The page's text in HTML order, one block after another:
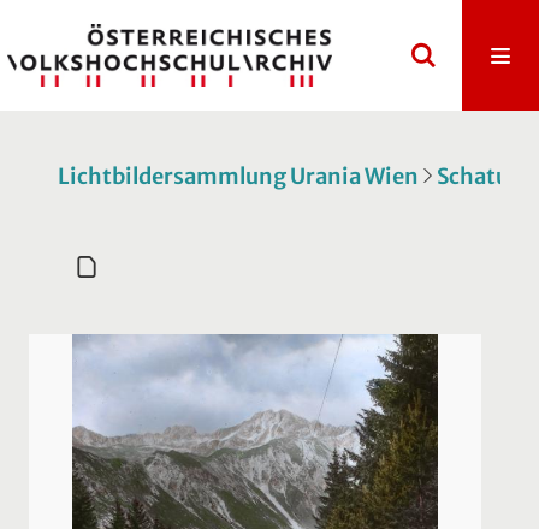
Lichtbildersammlung Urania Wien